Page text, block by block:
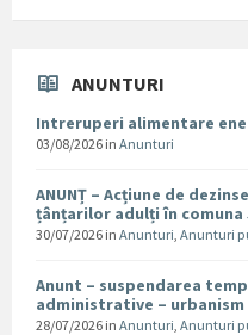
ANUNTURI
Intreruperi alimentare
03/08/2026 in Anunturi
ANUNȚ – Acțiune de
țânțarilor adulți în comuna
30/07/2026 in Anunturi, Anunturi
Anunt – suspendarea
administrative – urbanism
28/07/2026 in Anunturi, Anunturi